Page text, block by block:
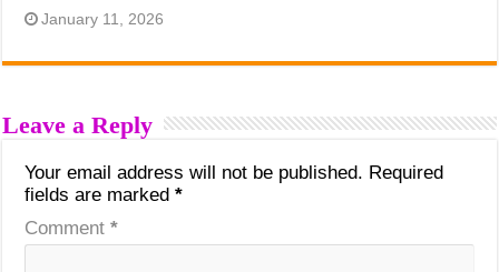
January 11, 2026
Leave a Reply
Your email address will not be published. Required
fields are marked*
Comment*